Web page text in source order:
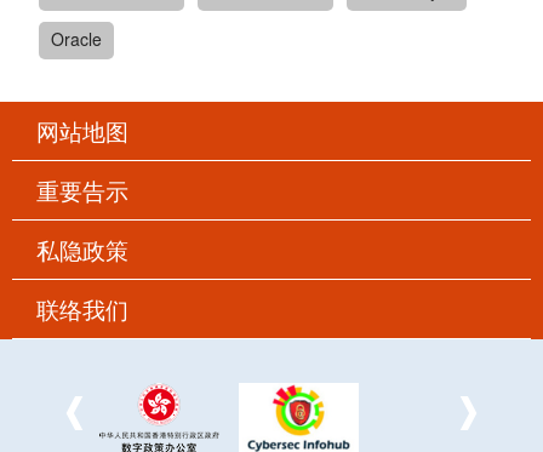
Oracle
网站地图
重要告示
私隐政策
联络我们